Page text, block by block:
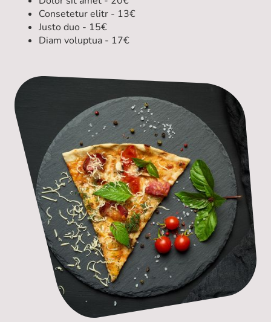
Consetetur elitr - 13€
Justo duo - 15€
Diam voluptua - 17€